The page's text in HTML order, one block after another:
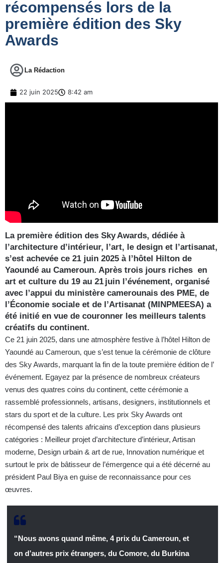
récompensés lors de la
première édition des Sky
Awards
La Rédaction
22 juin 2025 8:42 am
La première édition des Sky Awards, dédiée à
l’architecture d’intérieur, l’art, le design et l’artisanat,
s’est achevée ce 21 juin 2025 à l’hôtel Hilton de
Yaoundé au Cameroun. Après trois jours riches en
art et culture du 19 au 21 juin l’événement, organisé
avec l’appui du ministère camerounais des PME, de
l’Économie sociale et de l’Artisanat (MINPMEESA) a
été initié en vue de couronner les meilleurs talents
créatifs du continent.
Ce 21 juin 2025, dans une atmosphère festive à l’hôtel Hilton de
Yaoundé au Cameroun, que s’est tenue la cérémonie de clôture
des Sky Awards, marquant la fin de la toute première édition de l’
événement. Egayez par la présence de nombreux créateurs
venus des quatres coins du continent, cette cérémonie a
rassemblé professionnels, artisans, designers, institutionnels et
stars du sport et de la culture. Les prix Sky Awards ont
récompensé des talents africains d’exception dans plusieurs
catégories : Meilleur projet d’architecture d’intérieur, Artisan
moderne, Design urbain & art de rue, Innovation numérique et
surtout le prix de bâtisseur de l’émergence qui a été décerné au
président Paul Biya en guise de reconnaissance pour ces
œuvres.
“Nous avons quand même, 4 prix du Cameroun, et
on d’autres prix étrangers, du Comore, du Burkina